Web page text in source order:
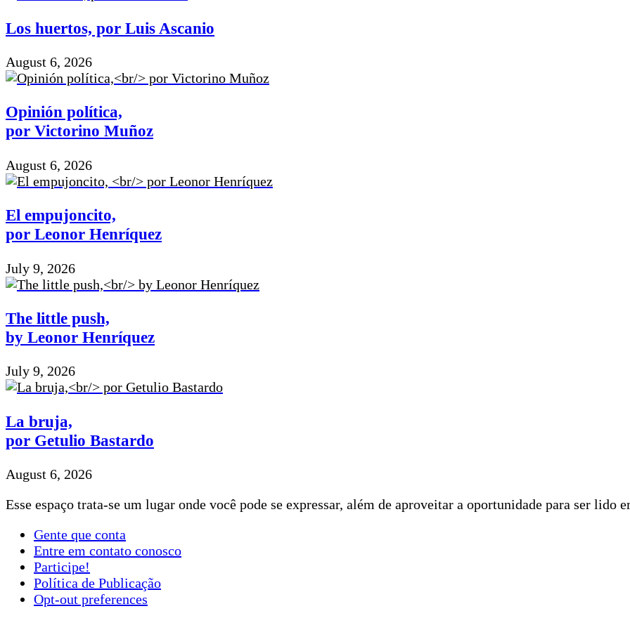
Los huertos, por Luis Ascanio
August 6, 2026
Opinión política,
por Victorino Muñoz
August 6, 2026
El empujoncito,
por Leonor Henríquez
July 9, 2026
The little push,
by Leonor Henríquez
July 9, 2026
La bruja,
por Getulio Bastardo
August 6, 2026
Esse espaço trata-se um lugar onde você pode se expressar, além de aproveitar a oportunidade para ser lido
Gente que conta
Entre em contato conosco
Participe!
Política de Publicação
Opt-out preferences